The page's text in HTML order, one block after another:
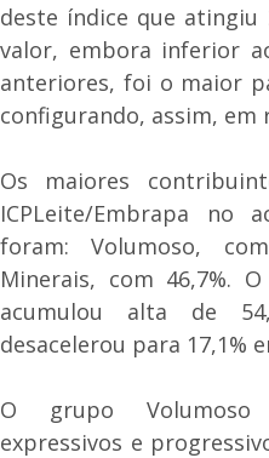
deste índice que atingiu
valor, embora inferior
anteriores, foi o maior
configurando, assim,
Os maiores
ICPLeite/Embrapa no
foram: Volumoso,
Minerais, com 46,7%.
acumulou alta de
desacelerou para 17,1%
O grupo Volumoso
expressivos e